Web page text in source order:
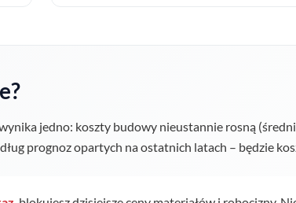
jedno: koszty budowy nieustannie rosną
prognoz opartych na ostatnich latach – będzie